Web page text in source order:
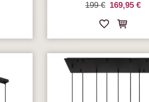
199 € 169,95 €